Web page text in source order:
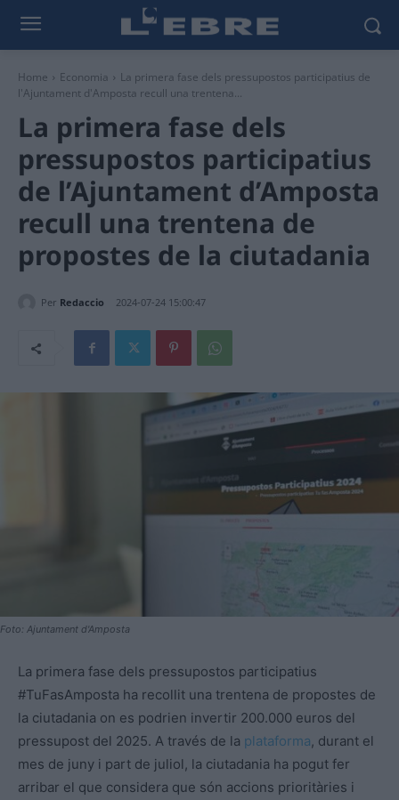
Home Economia
La primera fase dels pressupostos participatius de
l'Ajuntament d'Amposta recull una trentena...
La primera fase dels
pressupostos participatius
de l’Ajuntament d’Amposta
recull una trentena de
propostes de la ciutadania
Per Redaccio 2024-07-24 15:00:47
Foto: Ajuntament d'Amposta
La primera fase dels pressupostos participatius
#TuFasAmposta ha recollit una trentena de propostes de
la ciutadania on es podrien invertir 200.000 euros del
pressupost del 2025. A través de la plataforma, durant el
mes de juny i part de juliol, la ciutadania ha pogut fer
arribar el que considera que són accions prioritàries i